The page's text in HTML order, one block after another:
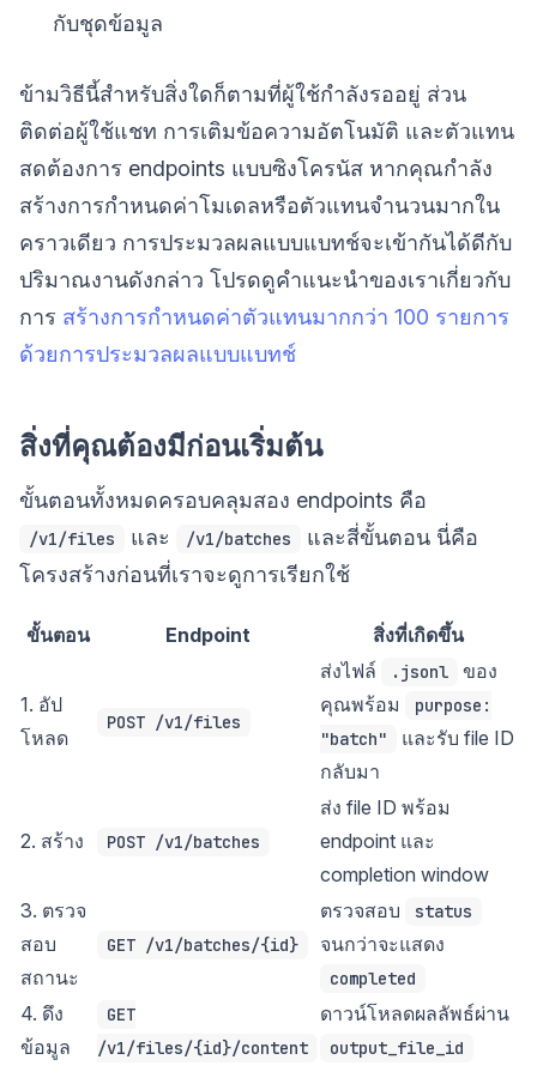
กับชุดข้อมูล
ข้ามวิธีนี้สำหรับสิ่งใดก็ตามที่ผู้ใช้กำลังรออยู่ ส่วน
ติดต่อผู้ใช้แชท การเติมข้อความอัตโนมัติ และตัวแทน
สดต้องการ endpoints แบบซิงโครนัส หากคุณกำลัง
สร้างการกำหนดค่าโมเดลหรือตัวแทนจำนวนมากใน
คราวเดียว การประมวลผลแบบแบทช์จะเข้ากันได้ดีกับ
ปริมาณงานดังกล่าว โปรดดูคำแนะนำของเราเกี่ยวกับ
การ สร้างการกำหนดค่าตัวแทนมากกว่า 100 รายการ
ด้วยการประมวลผลแบบแบทช์
สิ่งที่คุณต้องมีก่อนเริ่มต้น
ขั้นตอนทั้งหมดครอบคลุมสอง endpoints คือ
/v1/files และ /v1/batches
และสี่ขั้นตอน นี่คือ
โครงสร้างก่อนที่เราจะดูการเรียกใช้
ขั้นตอน Endpoint สิ่งที่เกิดขึ้น
1. อัป
โหลด
POST /v1/files
ส่งไฟล์ .jsonl
ของ
คุณพร้อม
purpose:
"batch"
และรับ file ID
กลับมา
2. สร้าง POST /v1/batches
ส่ง file ID พร้อม
endpoint และ
completion window
3. ตรวจ
สอบ
สถานะ
GET /v1/batches/{id}
ตรวจสอบ status
จนกว่าจะแสดง
completed
4. ดึง
ข้อมูล
GET
/v1/files/{id}/content
ดาวน์โหลดผลลัพธ์ผ่าน
output_file_id